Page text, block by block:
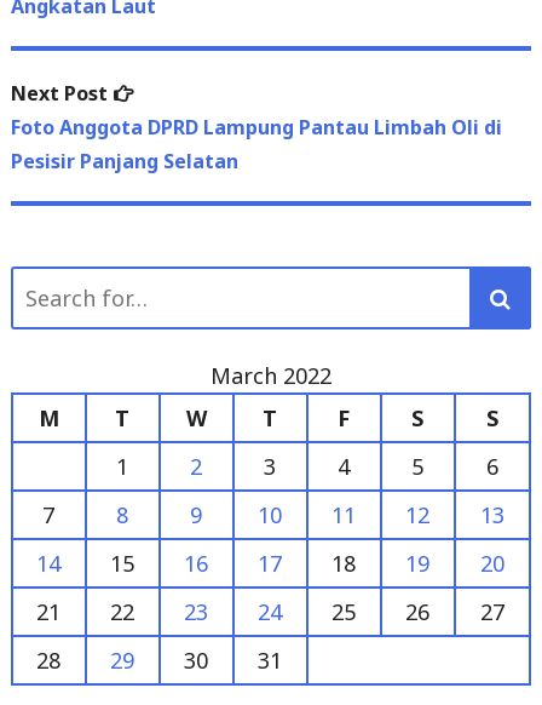
Next Post
post:
Foto Anggota DPRD Lampung Pantau Limbah Oli di
Pesisir Panjang Selatan
Search
for:
March 2022
M
T W T F S
S
1
2 3 4 5
6
7
8 9 10 11 12
13
14
15 16 17 18 19
20
21
22 23 24 25 26
27
28
29 30 31